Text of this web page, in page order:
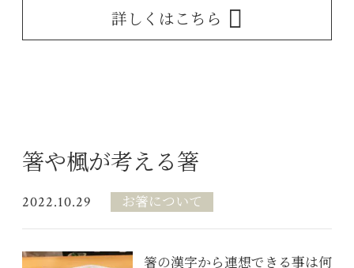
詳しくはこちら
箸や楓が考える箸
2022.10.29 お箸について
箸の漢字から連想できる事は何